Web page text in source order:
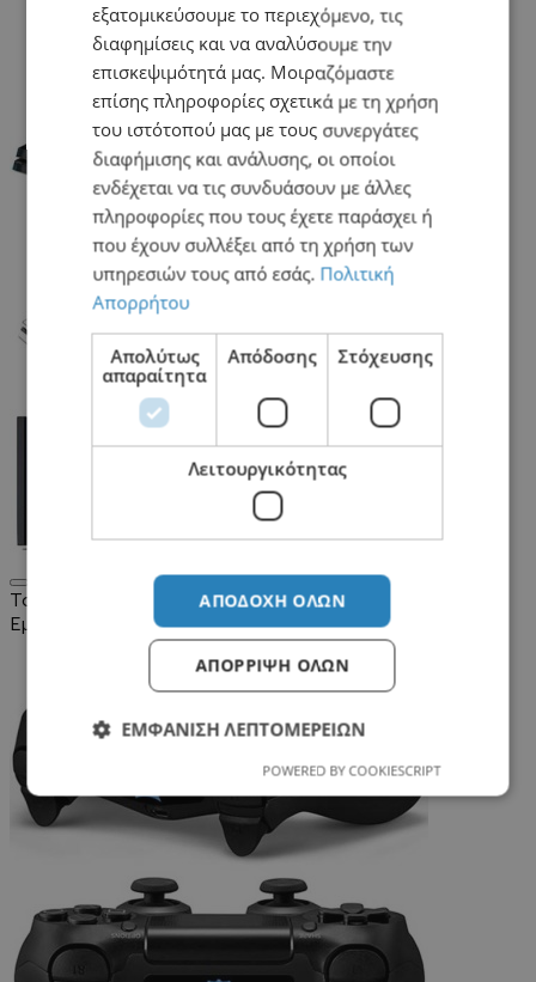
home
Stickers PS4
PS4 Fat Stickers
PS4 Slim Stickers
Σύγκριση Προϊόντων0
Ταξινόμηση:
Εμφάνιση:
εξατομικεύσουμε το περιεχόμενο, τις
διαφημίσεις και να αναλύσουμε την
επισκεψιμότητά μας. Μοιραζόμαστε
επίσης πληροφορίες σχετικά με τη χρήση
του ιστότοπού μας με τους συνεργάτες
διαφήμισης και ανάλυσης, οι οποίοι
ενδέχεται να τις συνδυάσουν με άλλες
πληροφορίες που τους έχετε παράσχει ή
που έχουν συλλέξει από τη χρήση των
υπηρεσιών τους από εσάς. Πολιτική
Απορρήτου
Απολύτως
απαραίτητα
Απόδοσης Στόχευσης
Λειτουργικότητας
ΑΠΟΔΟΧΉ ΌΛΩΝ
ΑΠΌΡΡΙΨΗ ΌΛΩΝ
ΕΜΦΆΝΙΣΗ ΛΕΠΤΟΜΕΡΕΙΏΝ
POWERED BY COOKIESCRIPT